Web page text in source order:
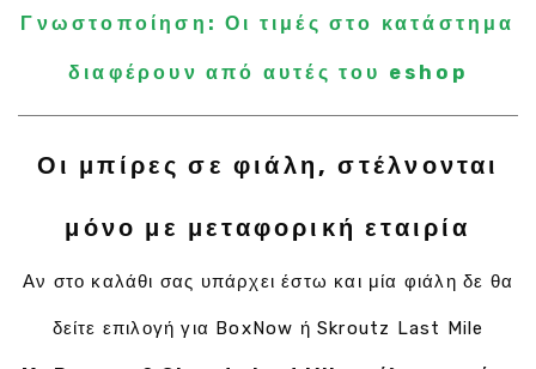
Γνωστοποίηση: Οι τιμές στο κατάστημα
διαφέρουν από αυτές του eshop
Οι μπίρες σε φιάλη, στέλνονται
μόνο με μεταφορική εταιρία
Αν στο καλάθι σας υπάρχει έστω και μία φιάλη δε θα
δείτε επιλογή για BoxNow ή Skroutz Last Mile